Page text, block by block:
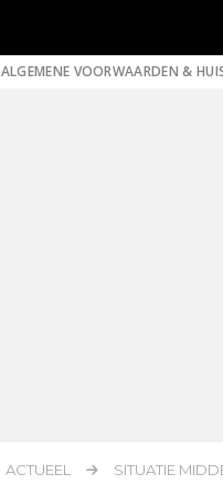
ALGEMENE VOORWAARDEN &
ACTUEEL SITUATIE